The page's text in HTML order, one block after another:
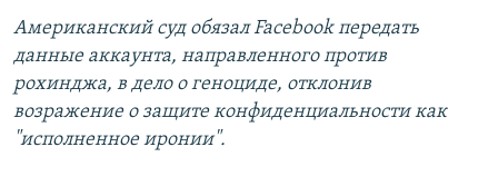
Американcкий суд обязал Facebook передать
данные аккаунта, направленного против
рохинджа, в дело о геноциде, отклонив
возражение о защите конфиденциальности как
"исполненное иронии".